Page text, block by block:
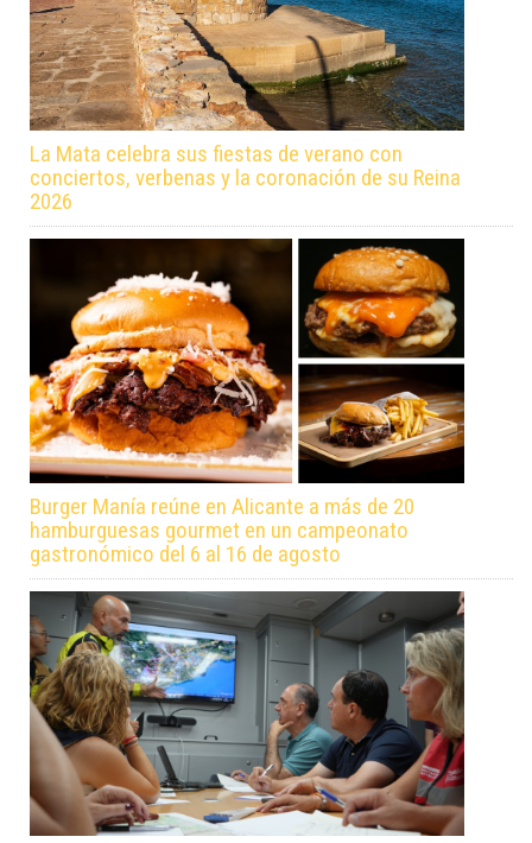
La Mata celebra sus fiestas de verano con
conciertos, verbenas y la coronación de su Reina
2026
Burger Manía reúne en Alicante a más de 20
hamburguesas gourmet en un campeonato
gastronómico del 6 al 16 de agosto